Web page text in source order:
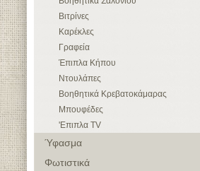
Βιτρίνες
Καρέκλες
Γραφεία
Έπιπλα Κήπου
Ντουλάπες
Βοηθητικά Κρεβατοκάμαρας
Μπουφέδες
'Επιπλα TV
Ύφασμα
Φωτιστικά